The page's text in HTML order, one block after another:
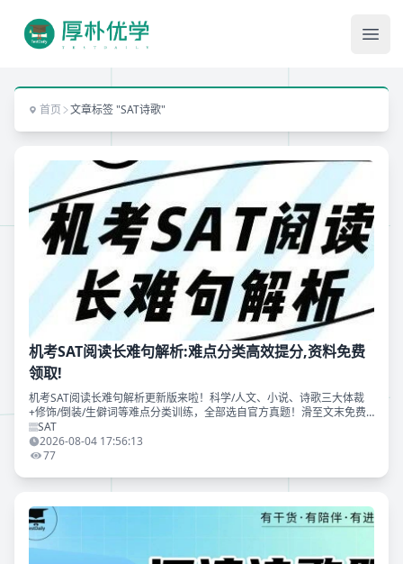
首页 文章标签 "SAT诗歌"
机考SAT阅读长难句解析:难点分类高效提分,资料免费
领取!
机考SAT阅读长难句解析更新版来啦！科学/人文、小说、诗歌三大体裁
+修饰/倒装/生僻词等难点分类训练，全部选自官方真题！滑至文末免费
获取SAT阅读长难句资料
SAT
2026-08-04 17:56:13
77